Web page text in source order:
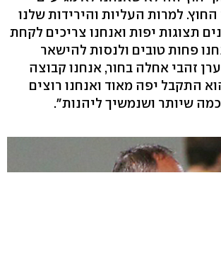
למרות העליות והירידות שלנו
תצוגות יפות ואנחנו צריכים לקחת
פחות טובים ולנסות להישאר
זהבי אחלה בחור, אנחנו קבוצה
התקבל יפה מאוד ואנחנו רוצים
שיותר ושנמשיך ליהנות".